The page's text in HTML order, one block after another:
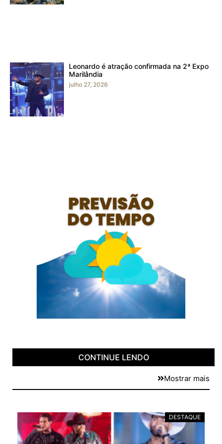
Leonardo é atração confirmada na 2ª Expo
Marilândia
julho 27, 2026
CONTINUE LENDO
Mostrar mais
DESTAQUE